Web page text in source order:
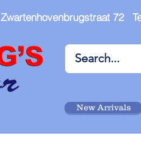
Zwartenhovenbrugstraat 72
New Arrivals